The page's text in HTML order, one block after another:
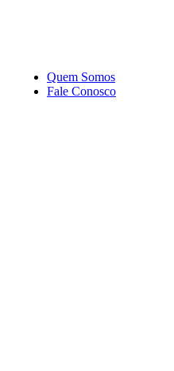
Quem Somos
Fale Conosco